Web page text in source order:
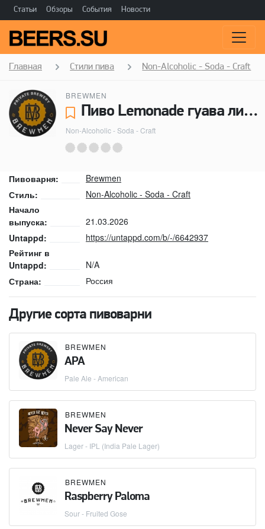
Статьи Обзоры События Новости
Главная Стили пива Non-Alcoholic - Soda - Craft
BREWMEN
Пиво Lemonade гуава лимон и мята - Brewmen
Non-Alcoholic - Soda - Craft
Пивоварня:
Brewmen
Стиль:
Non-Alcoholic - Soda - Craft
Начало
выпуска:
21.03.2026
Untappd:
https://untappd.com/b/-/6642937
Рейтинг в
Untappd:
N/A
Страна:
Россия
Другие сорта пивоварни
BREWMEN
APA
Pale Ale - American
BREWMEN
Never Say Never
Lager - IPL (India Pale Lager)
BREWMEN
Raspberry Paloma
Sour - Fruited Gose